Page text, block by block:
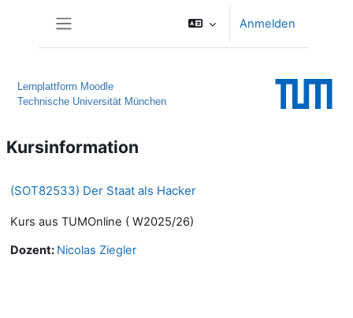
Anmelden
Lernplattform Moodle
Technische Universität München
Kursinformation
(SOT82533) Der Staat als Hacker
Kurs aus TUMOnline ( W2025/26)
Dozent: Nicolas Ziegler